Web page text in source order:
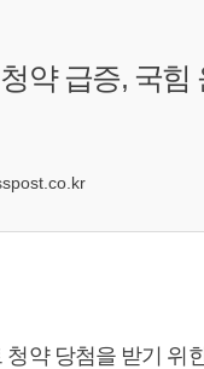
약 급증, 국
청약 당첨을 받기 위